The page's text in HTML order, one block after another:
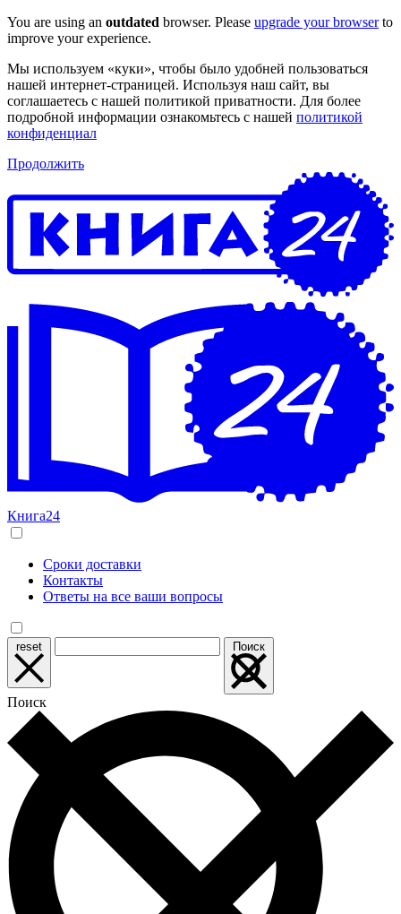
You are using an outdated browser. Please upgrade your browserto
improve your experience.
Мы используем «куки», чтобы было удобней пользоваться
нашей интернет-страницей. Используя наш сайт, вы
соглашаетесь с нашей политикой приватности. Для более
подробной информации ознакомьтесь с нашей политикой
конфиденциал
Продолжить
Книга24
Сроки доставки
Контакты
Ответы на все ваши вопросы
reset Поиск
Поиск